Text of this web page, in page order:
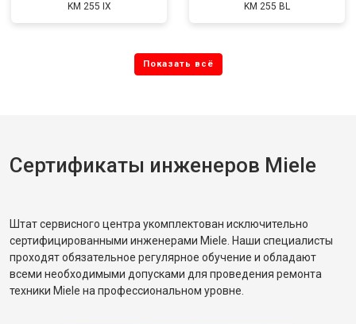
KM 255 IX KM 255 BL
Сертификаты инженеров Miele
Штат сервисного центра укомплектован исключительно
сертифицированными инженерами Miele. Наши специалисты
проходят обязательное регулярное обучение и обладают
всеми необходимыми допусками для проведения ремонта
техники Miele на профессиональном уровне.